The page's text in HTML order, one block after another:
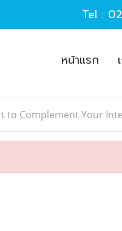
Tel :
หน้าแรก
to Complement Your